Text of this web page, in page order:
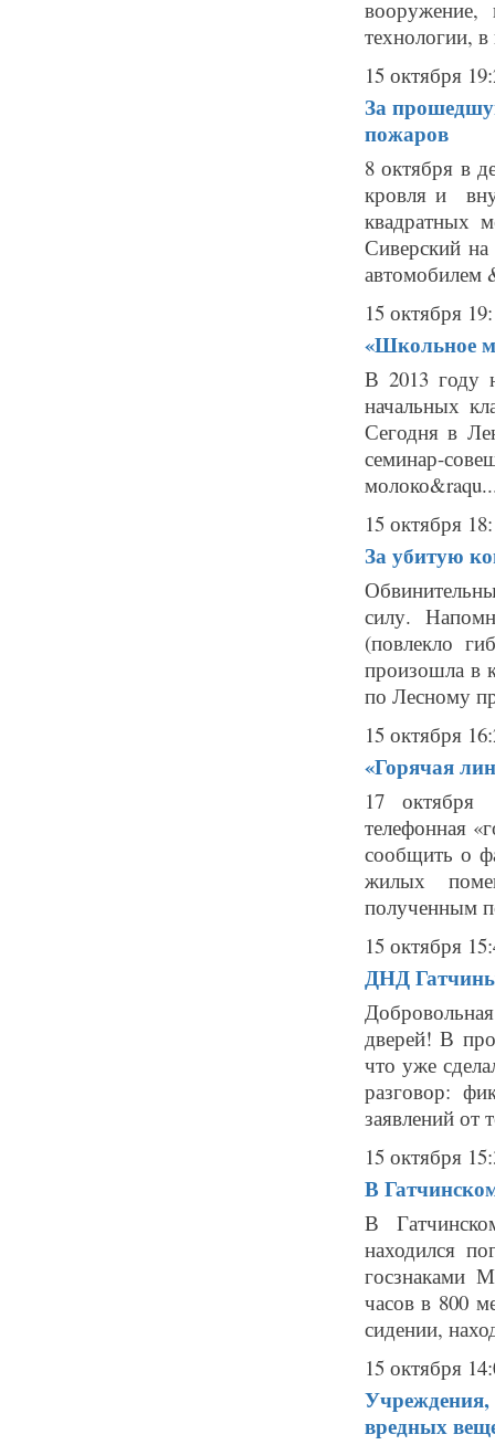
вооружение,
технологии,
15 октября
За
пожаров
8 октября в
кровля и
квадратных
Сиверский
автомобилем
15 октября
«Школьное
В 2013 году
начальных
Сегодня в
семинар-
15 октября
За убитую
силу.
(повлекло
произошла в
по Лесному
15 октября
«Горячая
17 октября
телефонная
сообщить о
жилых
полученным
15 октября
ДНД
дверей! В
что уже
разговор:
заявлений от
15 октября
В
В
находился
госзнаками
часов в 800
сидении,
15 октября
Учреждения,
вредных